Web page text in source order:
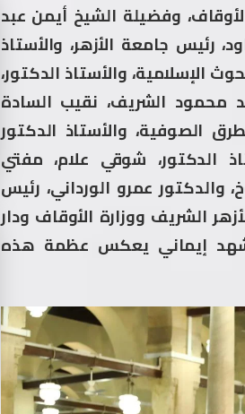
وفضيلة الشيخ أيمن عبد
رئيس جامعة الأزهر، والأستاذ
الإسلامية، والأستاذ الدكتور،
محمود الشريف، نقيب السادة
الصوفية، والأستاذ الدكتور
الدكتور، شوقي علام، مفتي
والدكتور عمرو الورداني، رئيس
الشريف ووزارة الأوقاف ودار
مشهد إيماني يعكس عظمة هذه